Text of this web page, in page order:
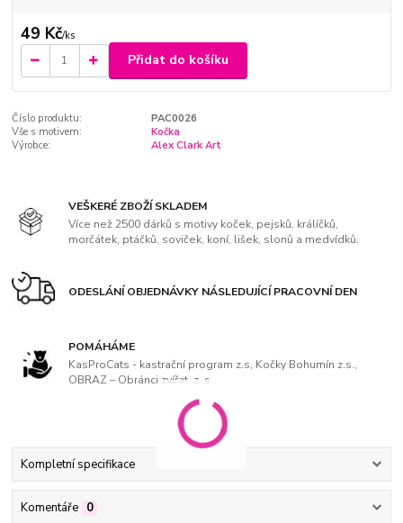
49 Kč/ks
Přidat do košíku
Číslo produktu:
PAC0026
Vše s motivem:
Kočka
Výrobce:
Alex Clark Art
VEŠKERÉ ZBOŽÍ SKLADEM
Více než 2500 dárků s motivy koček, pejsků, králíčků,
morčátek, ptáčků, soviček, koní, lišek, slonů a medvídků.
ODESLÁNÍ OBJEDNÁVKY NÁSLEDUJÍCÍ PRACOVNÍ DEN
POMÁHÁME
KasProCats - kastrační program z.s, Kočky Bohumín z.s.,
OBRAZ – Obránci zvířat, z. s
Kompletní specifikace
Komentáře 0